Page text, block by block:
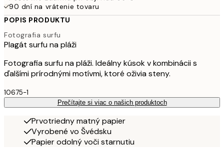
90 dní na vrátenie tovaru
POPIS PRODUKTU
Fotografia surfu
Plagát surfu na pláži
Fotografia surfu na pláži. Ideálny kúsok v kombinácii s
ďalšími prírodnými motívmi, ktoré oživia steny.
10675-1
Prečítajte si viac o našich produktoch
Prvotriedny matný papier
Vyrobené vo Švédsku
Papier odolný voči starnutiu